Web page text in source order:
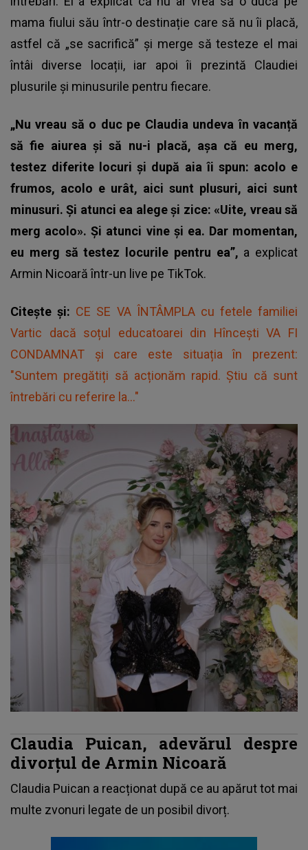
mama fiului său într-o destinație care să nu îi placă,
astfel că „se sacrifică” și merge să testeze el mai
întâi diverse locații, iar apoi îi prezintă Claudiei
plusurile și minusurile pentru fiecare.
„Nu vreau să o duc pe Claudia undeva în vacanță
să fie aiurea și să nu-i placă, așa că eu merg,
testez diferite locuri și după aia îi spun: acolo e
frumos, acolo e urât, aici sunt plusuri, aici sunt
minusuri. Și atunci ea alege și zice: «Uite, vreau să
merg acolo». Și atunci vine și ea. Dar momentan,
eu merg să testez locurile pentru ea”, a explicat
Armin Nicoară într-un live pe TikTok.
Citește și: CE SE VA ÎNTÂMPLA cu fetele familiei
Vartic dacă soțul educatoarei din Hîncești VA FI
CONDAMNAT și care este situația în prezent:
"Suntem pregătiți să acționăm rapid. Știu că sunt
întrebări cu referire la..."
Claudia Puican, adevărul despre
divorțul de Armin Nicoară
Claudia Puican a reacționat după ce au apărut tot mai
multe zvonuri legate de un posibil divorț.